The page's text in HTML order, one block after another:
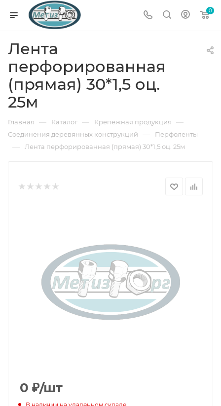
0
Лента
перфорированная
(прямая) 30*1,5 оц.
25м
Главная — Каталог — Крепежная продукция —
Соединения деревянных конструкций — Перфоленты
— Лента перфорированная (прямая) 30*1,5 оц. 25м
0 ₽/шт